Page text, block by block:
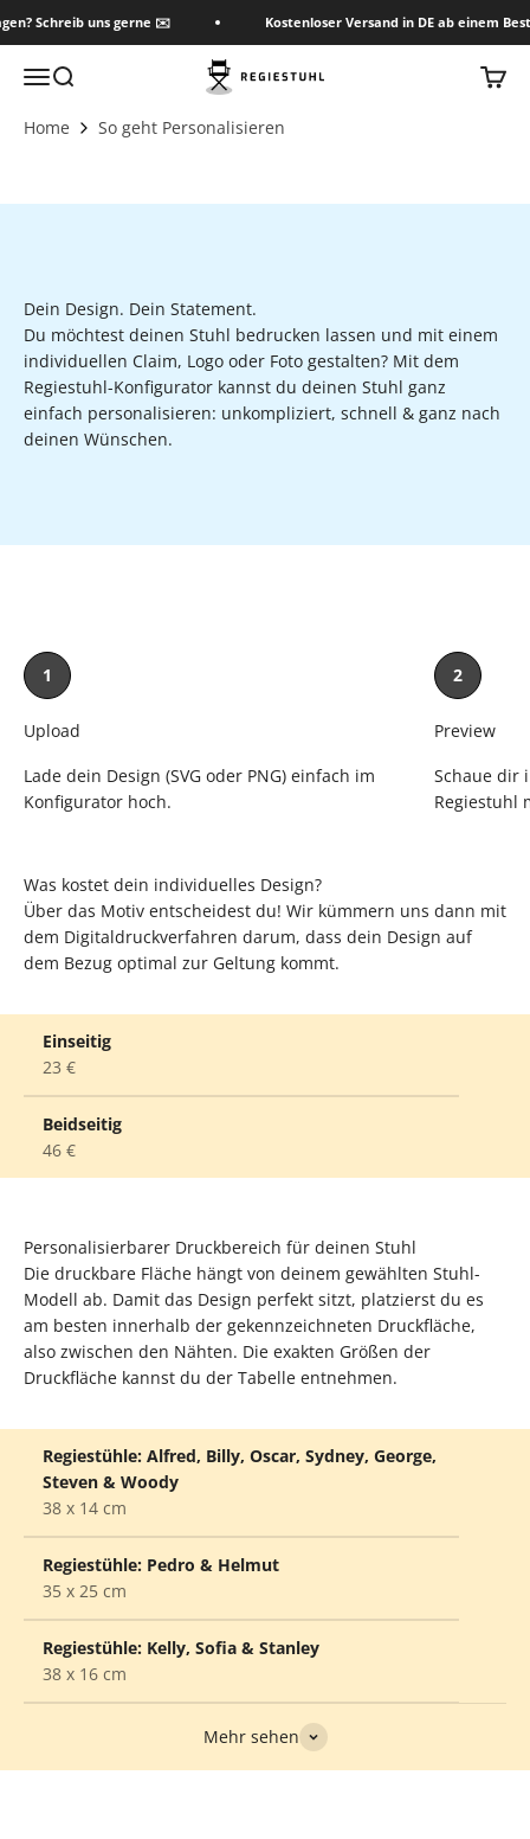
Zum Inhalt springen
Schreib uns gerne ✉️ Kostenloser Versand in DE ab einem
MenüSuche Regiestuhl Shop
Home So geht Personalisieren
Dein Design. Dein Statement.
Du möchtest deinen Stuhl bedrucken lassen und mit einem
individuellen Claim, Logo oder Foto gestalten? Mit dem
Regiestuhl-Konfigurator kannst du deinen Stuhl ganz
einfach personalisieren: unkompliziert, schnell & ganz nach
deinen Wünschen.
1
Upload
Lade dein Design (SVG oder PNG) einfach im
Konfigurator hoch.
2
Preview
Schaue dir
Regiestuhl
Was kostet dein individuelles Design?
Über das Motiv entscheidest du! Wir kümmern uns dann mit
dem Digitaldruckverfahren darum, dass dein Design auf
dem Bezug optimal zur Geltung kommt.
Einseitig
23 €
Beidseitig
46 €
Personalisierbarer Druckbereich für deinen Stuhl
Die druckbare Fläche hängt von deinem gewählten Stuhl-
Modell ab. Damit das Design perfekt sitzt, platzierst du es
am besten innerhalb der gekennzeichneten Druckfläche,
also zwischen den Nähten. Die exakten Größen der
Druckfläche kannst du der Tabelle entnehmen.
Regiestühle: Alfred, Billy, Oscar, Sydney, George,
Steven & Woody
38 x 14 cm
Regiestühle: Pedro & Helmut
35 x 25 cm
Regiestühle: Kelly, Sofia & Stanley
38 x 16 cm
Mehr sehen